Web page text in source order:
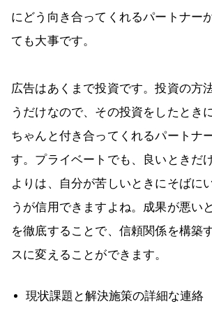
にどう向き合ってくれるパートナー
ても大事です。
広告はあくまで投資です。投資の方
うだけなので、その投資をしたとき
ちゃんと付き合ってくれるパートナ
す。プライベートでも、良いときだ
よりは、自分が苦しいときにそばに
うが信用できますよね。成果が悪い
を徹底することで、信頼関係を構築
スに変えることができます。
現状課題と解決施策の詳細な連絡